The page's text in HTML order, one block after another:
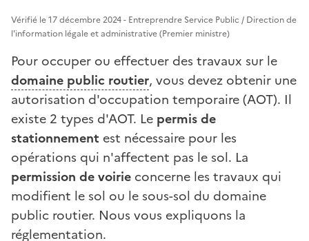
Vérifié le 17 décembre 2024 - Entreprendre Service Public / Direction de
l'information légale et administrative (Premier ministre)
Pour occuper ou effectuer des travaux sur le
domaine public routier, vous devez obtenir une
autorisation d'occupation temporaire (AOT). Il
existe 2 types d'AOT. Le permis de
stationnement est nécessaire pour les
opérations qui n'affectent pas le sol. La
permission de voirie concerne les travaux qui
modifient le sol ou le sous-sol du domaine
public routier. Nous vous expliquons la
réglementation.